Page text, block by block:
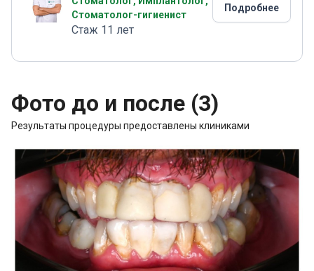
Стоматолог-гигиенист
Стаж 11 лет
Подробнее
Фото до и после (3)
Результаты процедуры предоставлены клиниками